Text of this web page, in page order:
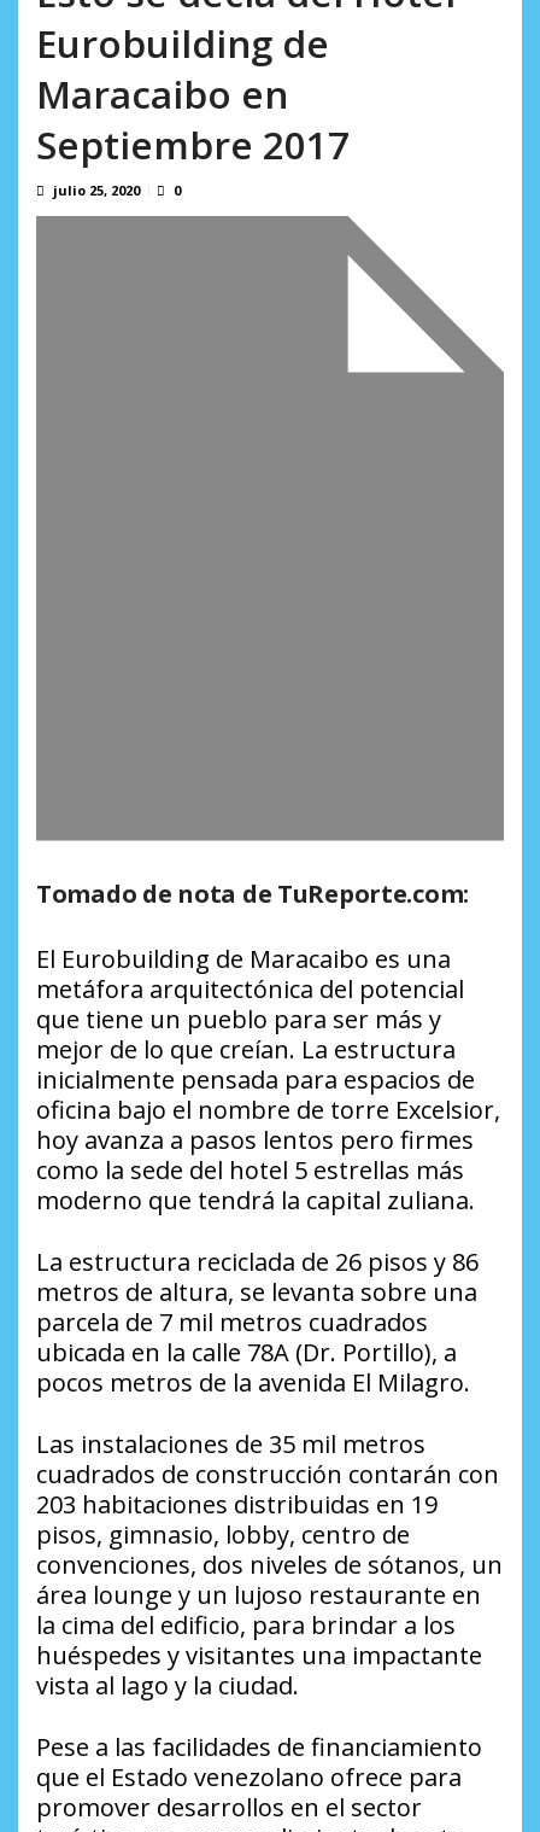
Eurobuilding de
Maracaibo en
Septiembre 2017
julio 25, 2020 0
Tomado de nota de TuReporte.com:
El Eurobuilding de Maracaibo es una
metáfora arquitectónica del potencial
que tiene un pueblo para ser más y
mejor de lo que creían. La estructura
inicialmente pensada para espacios de
oficina bajo el nombre de torre Excelsior,
hoy avanza a pasos lentos pero firmes
como la sede del hotel 5 estrellas más
moderno que tendrá la capital zuliana.
La estructura reciclada de 26 pisos y 86
metros de altura, se levanta sobre una
parcela de 7 mil metros cuadrados
ubicada en la calle 78A (Dr. Portillo), a
pocos metros de la avenida El Milagro.
Las instalaciones de 35 mil metros
cuadrados de construcción contarán con
203 habitaciones distribuidas en 19
pisos, gimnasio, lobby, centro de
convenciones, dos niveles de sótanos, un
área lounge y un lujoso restaurante en
la cima del edificio, para brindar a los
huéspedes y visitantes una impactante
vista al lago y la ciudad.
Pese a las facilidades de financiamiento
que el Estado venezolano ofrece para
promover desarrollos en el sector